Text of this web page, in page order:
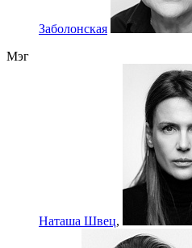
Заболонская
Мэг
Наташа Швец,